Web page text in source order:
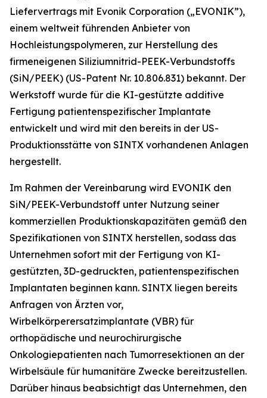
Liefervertrags mit Evonik Corporation („EVONIK”),
einem weltweit führenden Anbieter von
Hochleistungspolymeren, zur Herstellung des
firmeneigenen Siliziumnitrid-PEEK-Verbundstoffs
(SiN/PEEK) (US-Patent Nr. 10.806.831) bekannt. Der
Werkstoff wurde für die KI-gestützte additive
Fertigung patientenspezifischer Implantate
entwickelt und wird mit den bereits in der US-
Produktionsstätte von SINTX vorhandenen Anlagen
hergestellt.
Im Rahmen der Vereinbarung wird EVONIK den
SiN/PEEK-Verbundstoff unter Nutzung seiner
kommerziellen Produktionskapazitäten gemäß den
Spezifikationen von SINTX herstellen, sodass das
Unternehmen sofort mit der Fertigung von KI-
gestützten, 3D-gedruckten, patientenspezifischen
Implantaten beginnen kann. SINTX liegen bereits
Anfragen von Ärzten vor,
Wirbelkörperersatzimplantate (VBR) für
orthopädische und neurochirurgische
Onkologiepatienten nach Tumorresektionen an der
Wirbelsäule für humanitäre Zwecke bereitzustellen.
Darüber hinaus beabsichtigt das Unternehmen, den